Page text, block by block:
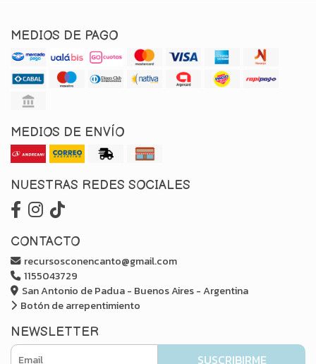
MEDIOS DE PAGO
MEDIOS DE ENVÍO
NUESTRAS REDES SOCIALES
CONTACTO
recursosconencanto@gmail.com
1155043729
San Antonio de Padua - Buenos Aires - Argentina
Botón de arrepentimiento
NEWSLETTER
SUSCRIBIRME